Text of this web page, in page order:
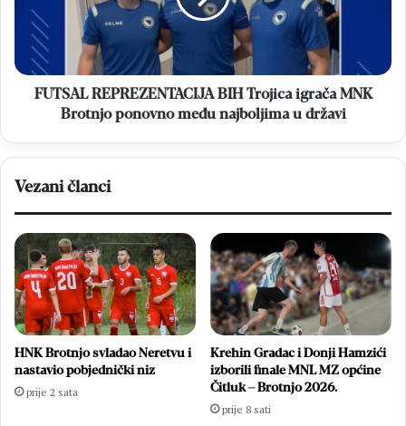
načinu
života
MNK
Brotnjo
ponovno
među
najboljima
FUTSAL REPREZENTACIJA BIH Trojica igrača MNK
Brotnjo ponovno među najboljima u državi
Vezani članci
HNK Brotnjo svladao Neretvu i
nastavio pobjednički niz
prije 2 sata
Krehin Gradac i Donji Hamzići
izborili finale MNL MZ općine
Čitluk – Brotnjo 2026.
prije 8 sati